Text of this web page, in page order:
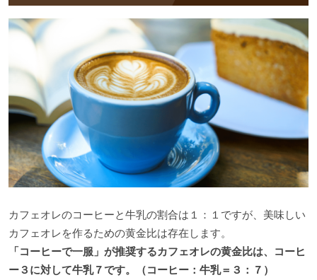
カフェオレのコーヒーと牛乳の割合は１：１ですが、美味しい
カフェオレを作るための黄金比は存在します。
「コーヒーで一服」が推奨するカフェオレの黄金比は、コーヒ
ー３に対して牛乳７です。（コーヒー：牛乳＝３：７）